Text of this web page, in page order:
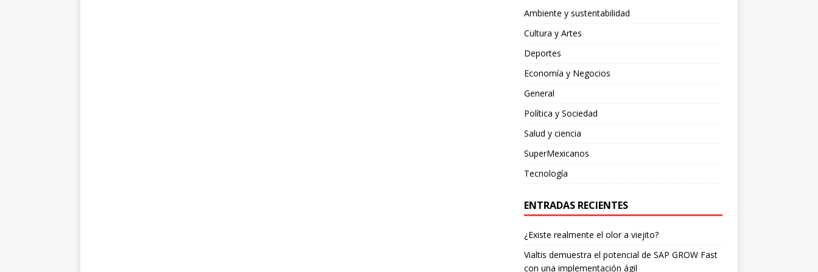
Ambiente y sustentabilidad
Cultura y Artes
Deportes
Economía y Negocios
General
Política y Sociedad
Salud y ciencia
SuperMexicanos
Tecnología
ENTRADAS RECIENTES
¿Existe realmente el olor a viejito?
Vialtis demuestra el potencial de SAP GROW Fast
con una implementación ágil